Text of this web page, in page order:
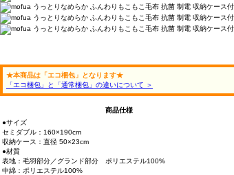
★本商品は「エコ梱包」となります★
「エコ梱包」と「通常梱包」の違いについて ＞
商品仕様
●サイズ
セミダブル：160×190cm
収納ケース：直径 50×23cm
●材質
表地：毛羽部分／グランド部分 ポリエステル100%
中綿：ポリエステル100%